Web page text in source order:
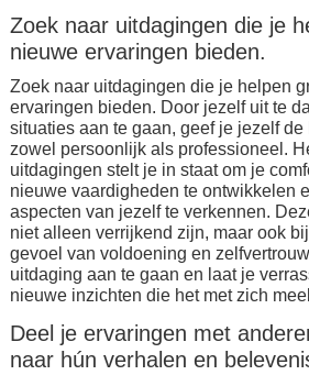
Zoek naar uitdagingen die je
nieuwe ervaringen bieden.
Zoek naar uitdagingen die je helpen
ervaringen bieden. Door jezelf uit te
situaties aan te gaan, geef je jezelf
zowel persoonlijk als professioneel.
uitdagingen stelt je in staat om je
nieuwe vaardigheden te ontwikkelen
aspecten van jezelf te verkennen.
niet alleen verrijkend zijn, maar ook
gevoel van voldoening en
uitdaging aan te gaan en laat je
nieuwe inzichten die het met zich
Deel je ervaringen met
naar hún verhalen en